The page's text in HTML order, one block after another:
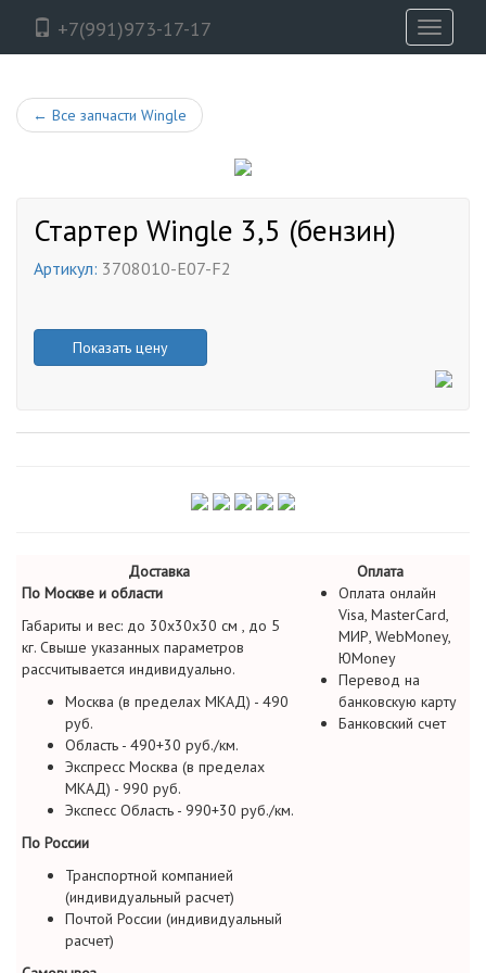
+7(991)973-17-17
Toggle
← Все запчасти Wingle
Стартер Wingle 3,5 (бензин)
Артикул: 3708010-E07-F2
Показать цену
Доставка
Оплата
По Москве и области
Габариты и вес: до 30х30х30 см , до 5
кг. Свыше указанных параметров
рассчитывается индивидуально.
Москва (в пределах МКАД) - 490
руб.
Область - 490+30 руб./км.
Экспресс Москва (в пределах
МКАД) - 990 руб.
Экспесс Область - 990+30 руб./км.
По России
Транспортной компанией
(индивидуальный расчет)
Почтой России (индивидуальный
расчет)
Оплата онлайн
Visa, MasterCard,
МИР, WebMoney,
ЮMoney
Перевод на
банковскую карту
Банковский счет